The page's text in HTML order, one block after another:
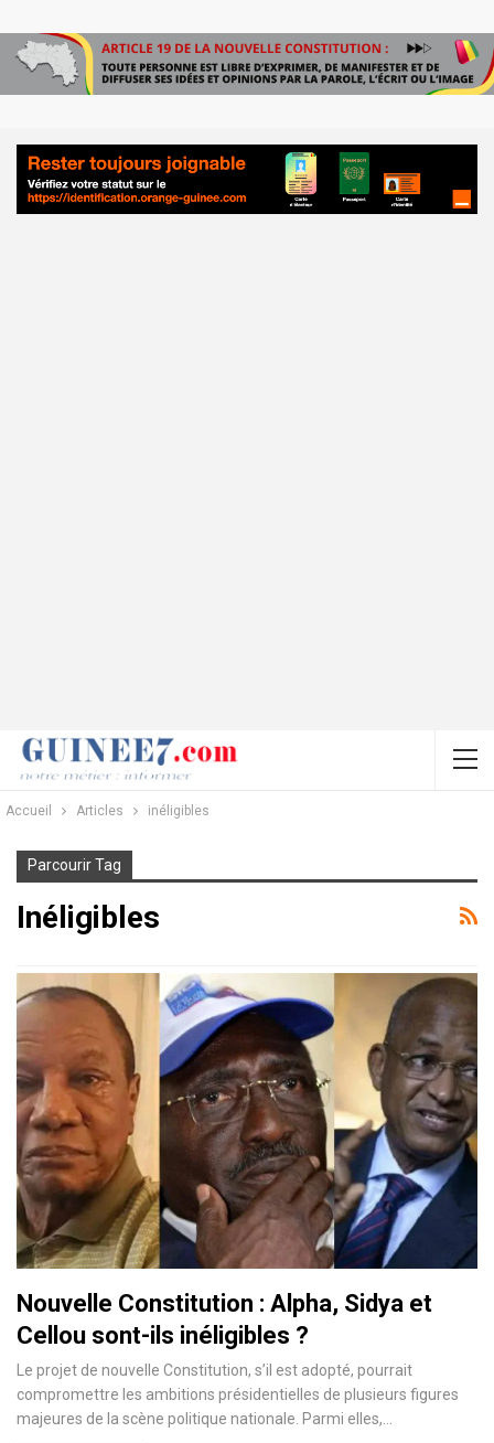
Accueil Articles inéligibles
Parcourir Tag
Inéligibles
Nouvelle Constitution : Alpha, Sidya et
Cellou sont-ils inéligibles ?
Le projet de nouvelle Constitution, s’il est adopté, pourrait
compromettre les ambitions présidentielles de plusieurs figures
majeures de la scène politique nationale. Parmi elles,…